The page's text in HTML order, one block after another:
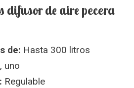
difusor de aire pecera
de: Hasta 300 litros
uno
Regulable